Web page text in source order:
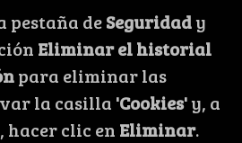
pestaña deSeguridady
Eliminar el historial
para eliminar las
la casilla 'Cookies'y, a
hacer clic en Eliminar.